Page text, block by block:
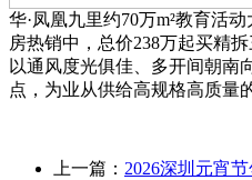
华·凤凰九里约70万m²教育活
房热销中，总价238万起买精
以通风度光俱佳、多开间朝南
点，为业从供给高规格高质量
上一篇： 2026深圳元宵节